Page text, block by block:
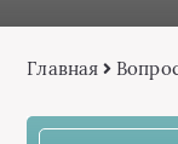
Главная